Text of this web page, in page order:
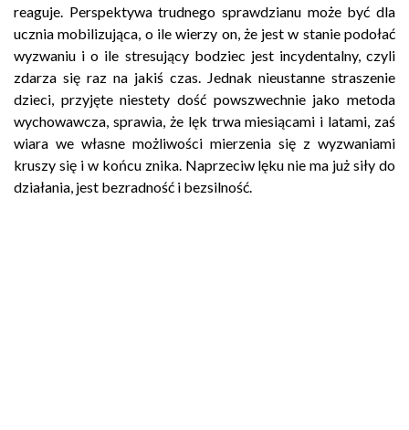
reaguje. Perspektywa trudnego sprawdzianu może być dla
ucznia mobilizująca, o ile wierzy on, że jest w stanie podołać
wyzwaniu i o ile stresujący bodziec jest incydentalny, czyli
zdarza się raz na jakiś czas. Jednak nieustanne straszenie
dzieci, przyjęte niestety dość powszwechnie jako metoda
wychowawcza, sprawia, że lęk trwa miesiącami i latami, zaś
wiara we własne możliwości mierzenia się z wyzwaniami
kruszy się i w końcu znika. Naprzeciw lęku nie ma już siły do
działania, jest bezradność i bezsilność.